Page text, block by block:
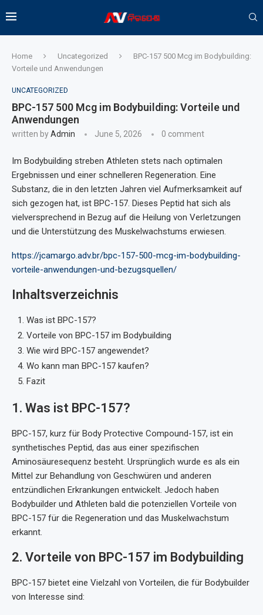
Home Uncategorized
BPC-157 500 Mcg im Bodybuilding:
Vorteile und Anwendungen
UNCATEGORIZED
BPC-157 500 Mcg im Bodybuilding: Vorteile und
Anwendungen
written byAdmin June 5, 2026 0 comment
Im Bodybuilding streben Athleten stets nach optimalen
Ergebnissen und einer schnelleren Regeneration. Eine
Substanz, die in den letzten Jahren viel Aufmerksamkeit auf
sich gezogen hat, ist BPC-157. Dieses Peptid hat sich als
vielversprechend in Bezug auf die Heilung von Verletzungen
und die Unterstützung des Muskelwachstums erwiesen.
https://jcamargo.adv.br/bpc-157-500-mcg-im-bodybuilding-
vorteile-anwendungen-und-bezugsquellen/
Inhaltsverzeichnis
Was ist BPC-157?
Vorteile von BPC-157 im Bodybuilding
Wie wird BPC-157 angewendet?
Wo kann man BPC-157 kaufen?
Fazit
1. Was ist BPC-157?
BPC-157, kurz für Body Protective Compound-157, ist ein
synthetisches Peptid, das aus einer spezifischen
Aminosäuresequenz besteht. Ursprünglich wurde es als ein
Mittel zur Behandlung von Geschwüren und anderen
entzündlichen Erkrankungen entwickelt. Jedoch haben
Bodybuilder und Athleten bald die potenziellen Vorteile von
BPC-157 für die Regeneration und das Muskelwachstum
erkannt.
2. Vorteile von BPC-157 im Bodybuilding
BPC-157 bietet eine Vielzahl von Vorteilen, die für Bodybuilder
von Interesse sind: